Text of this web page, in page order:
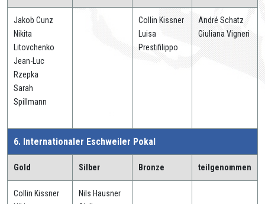
Jakob Cunz
Nikita
Litovchenko
Jean-Luc
Rzepka
Sarah
Spillmann
Collin Kissner
Luisa
Prestifilippo
André Schatz
Giuliana Vigneri
6. Internationaler Eschweiler Pokal
Gold Silber Bronze teilgenommen
Collin Kissner
Nils Hausner